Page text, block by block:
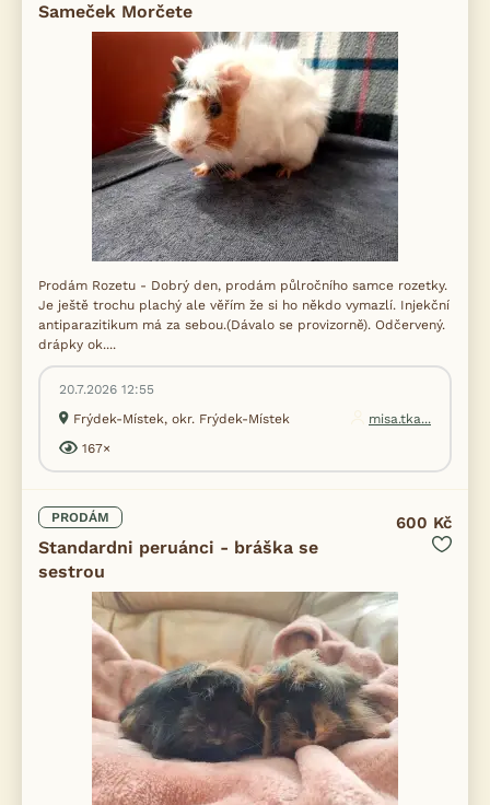
Sameček Morčete
Prodám Rozetu - Dobrý den, prodám půlročního samce rozetky.
Je ještě trochu plachý ale věřím že si ho někdo vymazlí. Injekční
antiparazitikum má za sebou.(Dávalo se provizorně). Odčervený.
drápky ok....
20.7.2026 12:55
Frýdek-Místek, okr. Frýdek-Místek
misa.tka...
167×
PRODÁM
Standardni peruánci - bráška se
sestrou
600 Kč